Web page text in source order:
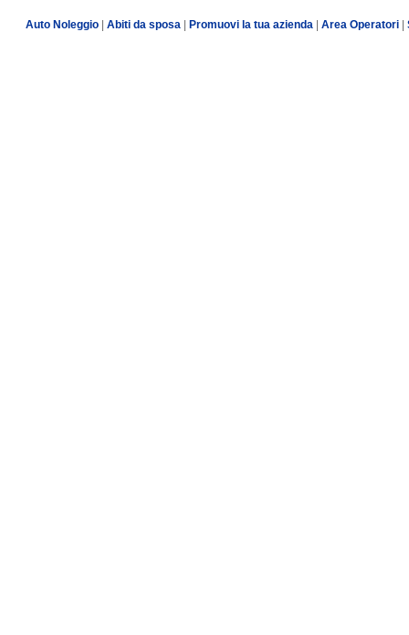
Auto Noleggio Abiti da sposa Promuovi la tua azienda Area Operatori